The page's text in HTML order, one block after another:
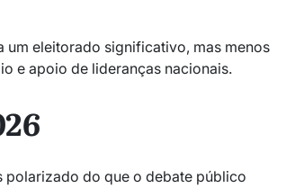
um eleitorado significativo, mas menos
e apoio de lideranças nacionais.
polarizado do que o debate público